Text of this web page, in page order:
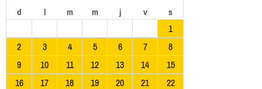
d l m m j v s
1
2
3 4 5 6 7
8
9
10 11 12 13 14
15
16
17 18 19 20 21
22